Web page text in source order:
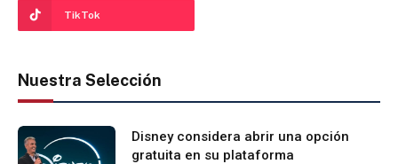
TikTok
Nuestra Selección
Disney considera abrir una opción
gratuita en su plataforma